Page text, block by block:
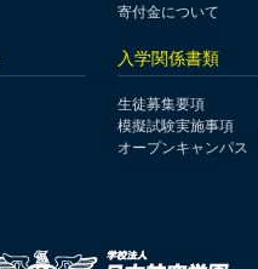
寄付金について
入学関係書類
生徒募集要項
模擬試験実施事項
オープンキャンパス